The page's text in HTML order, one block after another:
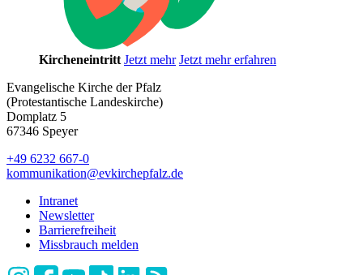
Kircheneintritt Jetzt mehr Jetzt mehr erfahren
Evangelische Kirche der Pfalz
(Protestantische Landeskirche)
Domplatz 5
67346 Speyer
+49 6232 667-0
kommunikation@evkirchepfalz.de
Intranet
Newsletter
Barrierefreiheit
Missbrauch melden